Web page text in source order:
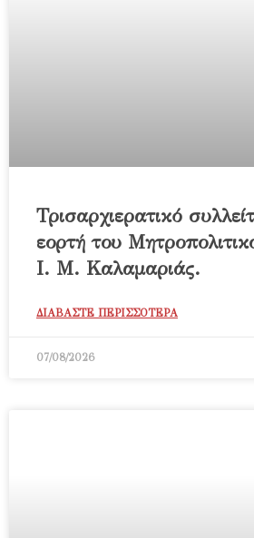
Τρισαρχιερατικό
εορτή του
Ι. Μ. Καλαμαριάς.
ΔΙΑΒΑΣΤΕ ΠΕΡΙΣΣΟΤΕΡΑ
07/08/2026